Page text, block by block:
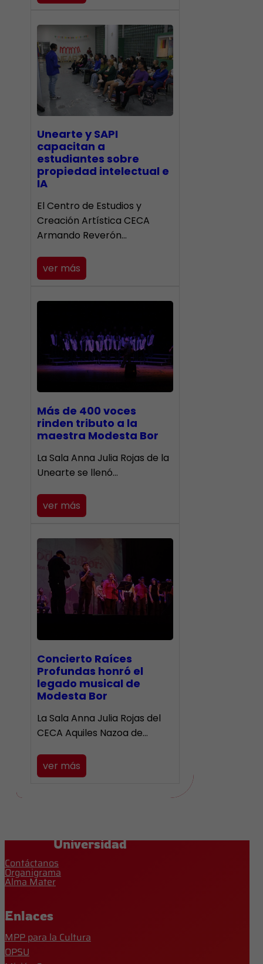
Unearte y SAPI
capacitan a
estudiantes sobre
propiedad intelectual e
IA
El Centro de Estudios y
Creación Artística CECA
Armando Reverón…
ver más
Más de 400 voces
rinden tributo a la
maestra Modesta Bor
​La Sala Anna Julia Rojas de la
Unearte se llenó…
ver más
​Concierto Raíces
Profundas honró el
legado musical de
Modesta Bor
La Sala Anna Julia Rojas del
CECA Aquiles Nazoa de…
ver más
Universidad
Contáctanos
Organigrama
Alma Mater
Enlaces
MPP para la Cultura
OPSU